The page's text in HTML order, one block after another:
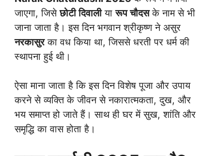
जाएगा, जिसेछोटी दिवालीयारूप चौदसके नाम से भी
जाना जाता है। इस दिन भगवान श्रीकृष्ण ने असुर
नरकासुरका वध किया था, जिससे धरती पर धर्म की
स्थापना हुई थी।
ऐसा माना जाता है कि इस दिन विशेष पूजा और उपाय
करने से व्यक्ति के जीवन से नकारात्मकता, दुख, और
भय समाप्त हो जाते हैं। साथ ही घर में सुख, शांति और
समृद्धि का वास होता है।